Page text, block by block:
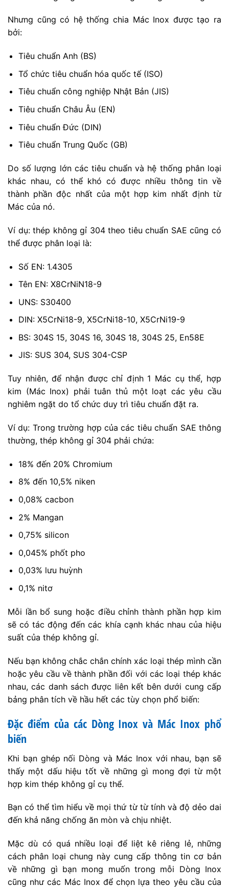
Nhưng cũng có hệ thống chia Mác Inox được tạo ra
bởi:
Tiêu chuẩn Anh (BS)
Tổ chức tiêu chuẩn hóa quốc tế (ISO)
Tiêu chuẩn công nghiệp Nhật Bản (JIS)
Tiêu chuẩn Châu Âu (EN)
Tiêu chuẩn Đức (DIN)
Tiêu chuẩn Trung Quốc (GB)
Do số lượng lớn các tiêu chuẩn và hệ thống phân loại
khác nhau, có thể khó có được nhiều thông tin về
thành phần độc nhất của một hợp kim nhất định từ
Mác của nó.
Ví dụ: thép không gỉ 304 theo tiêu chuẩn SAE cũng có
thể được phân loại là:
Số EN: 1.4305
Tên EN: X8CrNiN18-9
UNS: S30400
DIN: X5CrNi18-9, X5CrNi18-10, X5CrNi19-9
BS: 304S 15, 304S 16, 304S 18, 304S 25, En58E
JIS: SUS 304, SUS 304-CSP
Tuy nhiên, để nhận được chỉ định 1 Mác cụ thể, hợp
kim (Mác Inox) phải tuân thủ một loạt các yêu cầu
nghiêm ngặt do tổ chức duy trì tiêu chuẩn đặt ra.
Ví dụ: Trong trường hợp của các tiêu chuẩn SAE thông
thường, thép không gỉ 304 phải chứa:
18% đến 20% Chromium
8% đến 10,5% niken
0,08% cacbon
2% Mangan
0,75% silicon
0,045% phốt pho
0,03% lưu huỳnh
0,1% nitơ
Mỗi lần bổ sung hoặc điều chỉnh thành phần hợp kim
sẽ có tác động đến các khía cạnh khác nhau của hiệu
suất của thép không gỉ.
Nếu bạn không chắc chắn chính xác loại thép mình cần
hoặc yêu cầu về thành phần đối với các loại thép khác
nhau, các danh sách được liên kết bên dưới cung cấp
bảng phân tích về hầu hết các tùy chọn phổ biến:
Đặc điểm của các Dòng Inox và Mác Inox phổ
biến
Khi bạn ghép nối Dòng và Mác Inox với nhau, bạn sẽ
thấy một dấu hiệu tốt về những gì mong đợi từ một
hợp kim thép không gỉ cụ thể.
Bạn có thể tìm hiểu về mọi thứ từ từ tính và độ dẻo dai
đến khả năng chống ăn mòn và chịu nhiệt.
Mặc dù có quá nhiều loại để liệt kê riêng lẻ, những
cách phân loại chung này cung cấp thông tin cơ bản
về những gì bạn mong muốn trong mỗi Dòng Inox
cũng như các Mác Inox để chọn lựa theo yêu cầu của